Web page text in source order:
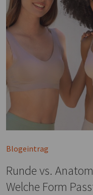
Blogeintrag
Runde vs.
Welche Form